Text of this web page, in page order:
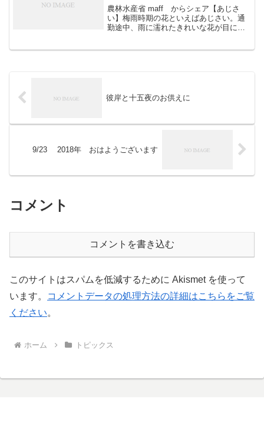
農林水産省 maff からシェア【あじさ
い】梅雨時期の花といえばあじさい。通
勤途中、雨に濡れたきれいな花が目にと
彼岸と十五夜のお供えに
9/23 2018年 おはようございます
コメント
コメントを書き込む
このサイトはスパムを低減するために Akismet を使って
います。
コメントデータの処理方法の詳細はこちらをご覧
ください。
ホーム トピックス